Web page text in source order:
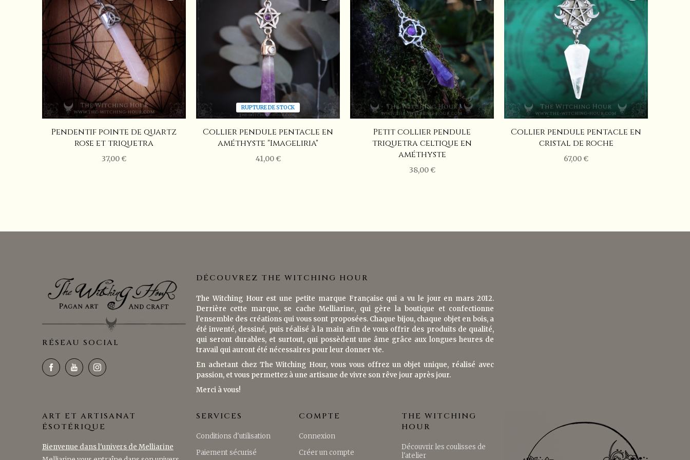
Pierre Pierre de lune arc-en-ciel et cristal de roche
Pour prendre soin de votre bijou
Évitez de le mouiller régulièrement afin de ne pas altérer la patine grise ou la coll
e fixant les pierres, le retirer pour faire du sport ou pour dormir.
Pendentif pointe de quartz
rose et triquetra
37,00 €
RUPTURE DE STOCK
Collier pendule pentacle en
améthyste "Imageliria"
41,00 €
Petit collier pendule
triquetra celtique en
améthyste
38,00 €
Collier pendule pentacle en
cristal de roche
67,00 €
RÉSEAU SOCIAL
DÉCOUVREZ THE WITCHING HOUR
The Witching Hour est une petite marque Française qui a vu le jour en mars 2012.
Derrière cette marque, se cache Melliarine, qui gère la boutique et confectionne
l'ensemble des créations qui vous sont proposées. Chaque bijou, chaque objet en bois, a
été inventé, dessiné, puis réalisé à la main afin de vous offrir des produits de qualité,
qui seront durables, et surtout, qui possèdent une âme grâce aux longues heures de
travail qui auront été nécessaires pour leur donner vie.
En achetant chez The Witching Hour, vous vous offrez un objet unique, réalisé avec
passion, et vous permettez à une artisane de vivre son rêve jour après jour.
Merci à vous!
ART ET ARTISANAT
ÉSOTÉRIQUE
Bienvenue dans l'univers de Melliarine
SERVICES
Conditions d'utilisation
Paiement sécurisé
COMPTE
Connexion
Créer un compte
THE WITCHING
HOUR
Découvrir les coulisses de
l'atelier